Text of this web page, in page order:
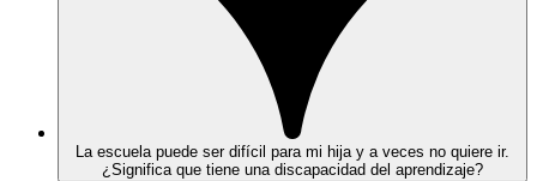
La escuela puede ser difícil para mi hija y a veces no quiere ir.
¿Significa que tiene una discapacidad del aprendizaje?